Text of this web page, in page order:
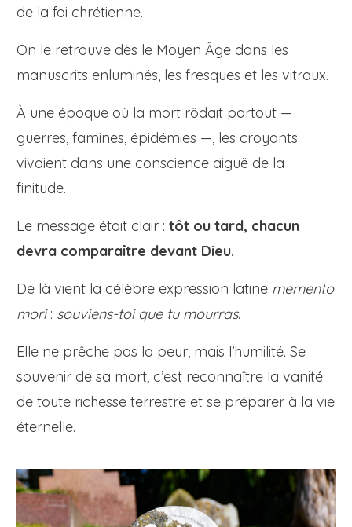
de la foi chrétienne.
On le retrouve dès le Moyen Âge dans les
manuscrits enluminés, les fresques et les vitraux.
À une époque où la mort rôdait partout —
guerres, famines, épidémies —, les croyants
vivaient dans une conscience aiguë de la
finitude.
Le message était clair : tôt ou tard, chacun
devra comparaître devant Dieu.
De là vient la célèbre expression latine memento
mori: souviens-toi que tu mourras.
Elle ne prêche pas la peur, mais l’humilité. Se
souvenir de sa mort, c’est reconnaître la vanité
de toute richesse terrestre et se préparer à la vie
éternelle.